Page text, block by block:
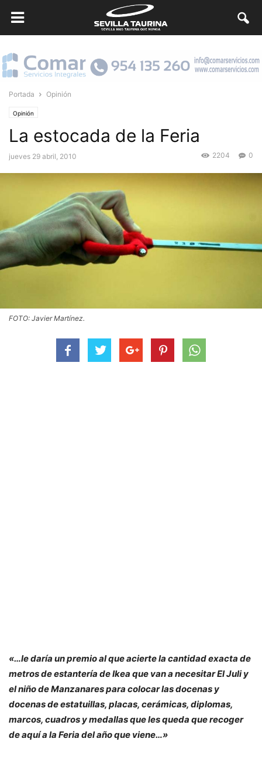
Portada Opinión
Opinión
La estocada de la Feria
jueves 29 abril, 2010 0
2204
FOTO: Javier Martínez.
«…le daría un premio al que acierte la cantidad exacta de
metros de estantería de Ikea que van a necesitar El Juli y
el niño de Manzanares para colocar las docenas y
docenas de estatuillas, placas, cerámicas, diplomas,
marcos, cuadros y medallas que les queda que recoger
de aquí a la Feria del año que viene…»